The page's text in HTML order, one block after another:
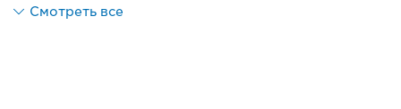
Смотреть все